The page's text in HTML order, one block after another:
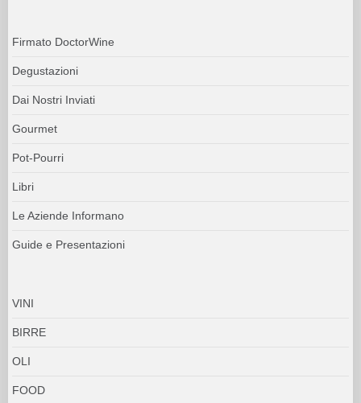
Firmato DoctorWine
Degustazioni
Dai Nostri Inviati
Gourmet
Pot-Pourri
Libri
Le Aziende Informano
Guide e Presentazioni
VINI
BIRRE
OLI
FOOD